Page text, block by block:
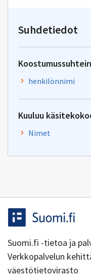
Suhdetiedot
henkilönnimi
Kuuluu
Nimet
Suomi.fi -tietoa ja
Verkkopalvelun
väestötietovirasto